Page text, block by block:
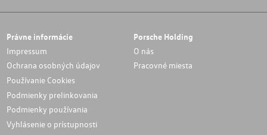
Právne informácie
Impressum
Ochrana osobných údajov
Používanie Cookies
Podmienky prelinkovania
Podmienky používania
Vyhlásenie o prístupnosti
Porsche Holding
O nás
Pracovné miesta